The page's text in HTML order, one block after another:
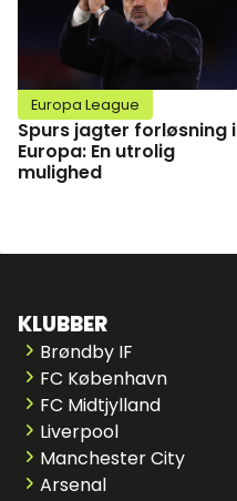
Europa League
Spurs jagter forløsning i
Europa: En utrolig
mulighed
KLUBBER
Brøndby IF
FC København
FC Midtjylland
Liverpool
Manchester City
Arsenal